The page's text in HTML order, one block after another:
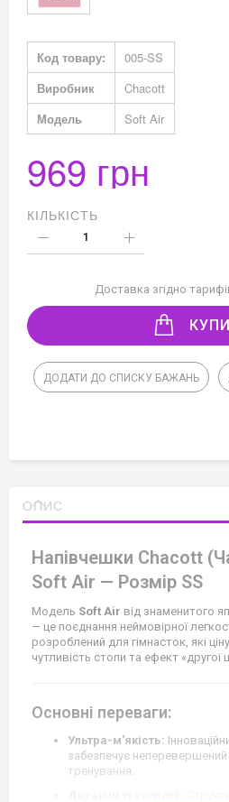
Докладніше
Код товару:
005-SS
Виробник
Chacott
Модель
Soft Air
969 грн
КІЛЬКІСТЬ
Доставка згідно
ДОДАТИ ДО СПИСКУ БАЖАНЬ
ОПИС
Напівчешки Chacott
Soft Air — Розмір SS
Модель Soft Air від знаменитого
— це поєднання неймовірної
розроблений для гімнасток, які
чутливість стопи та ефект «другої
Основні переваги:
Ультра-м'якість:
забезпечує
тренування.